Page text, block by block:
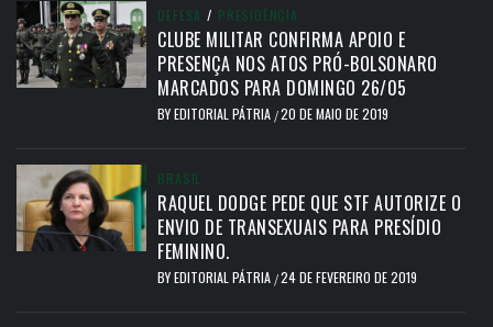
DEFESA / PRESIDÊNCIA
CLUBE MILITAR CONFIRMA APOIO E
PRESENÇA NOS ATOS PRÓ-BOLSONARO
MARCADOS PARA DOMINGO 26/05
BYEDITORIAL PÁTRIA /20 DE MAIO DE 2019
BRASIL
RAQUEL DODGE PEDE QUE STF AUTORIZE O
ENVIO DE TRANSEXUAIS PARA PRESÍDIO
FEMININO.
BYEDITORIAL PÁTRIA /24 DE FEVEREIRO DE 2019